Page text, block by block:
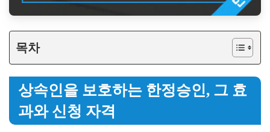
목차
상속인을 보호하는 한정승인, 그 효
과와 신청 자격